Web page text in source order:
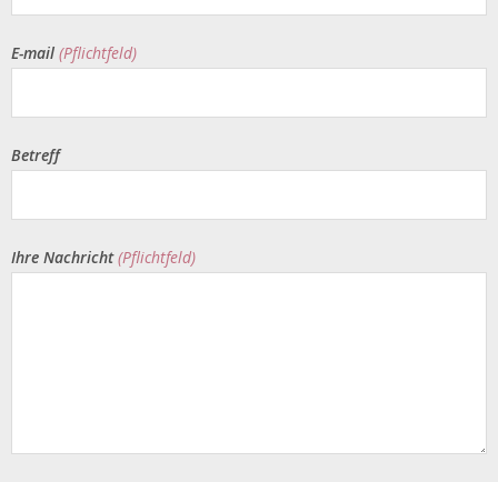
E-mail (Pflichtfeld)
Betreff
Ihre Nachricht(Pflichtfeld)